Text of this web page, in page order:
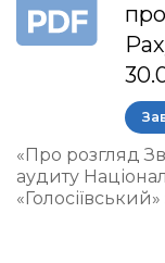
«Про розгляд
аудиту